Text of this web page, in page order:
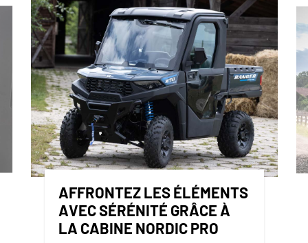
AFFRONTEZ LES ÉLÉMENTS
AVEC SÉRÉNITÉ GRÂCE À
LA CABINE NORDIC PRO